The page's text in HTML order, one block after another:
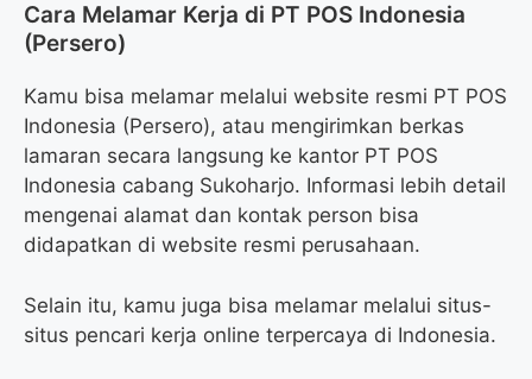
Cara Melamar Kerja di PT POS Indonesia
(Persero)
Kamu bisa melamar melalui website resmi PT POS
Indonesia (Persero), atau mengirimkan berkas
lamaran secara langsung ke kantor PT POS
Indonesia cabang Sukoharjo. Informasi lebih detail
mengenai alamat dan kontak person bisa
didapatkan di website resmi perusahaan.
Selain itu, kamu juga bisa melamar melalui situs-
situs pencari kerja online terpercaya di Indonesia.